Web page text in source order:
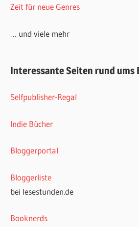
Zeit für neue Genres
… und viele mehr
Interessante Seiten rund ums
Selfpublisher-Regal
Indie Bücher
Bloggerportal
Bloggerliste
bei lesestunden.de
Booknerds